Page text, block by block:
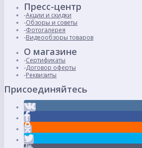
Пресс-центр
Акции и скидки
Обзоры и советы
Фотогалерея
Видеообзоры товаров
О магазине
Сертификаты
Договор оферты
Реквизиты
Присоединяйтесь